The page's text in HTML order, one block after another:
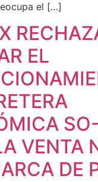
el […]
EL
VENTA
DE